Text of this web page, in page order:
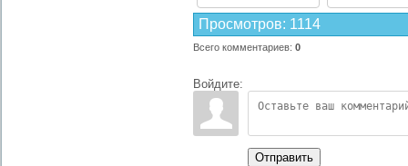
Просмотров: 1114
Всего комментариев: 0
Войдите:
Отправить